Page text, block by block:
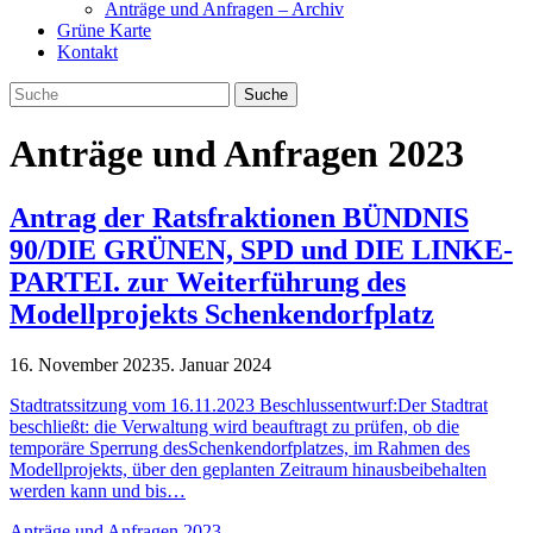
Anträge und Anfragen – Archiv
Grüne Karte
Kontakt
Anträge und Anfragen 2023
Antrag der Ratsfraktionen BÜNDNIS
90/DIE GRÜNEN, SPD und DIE LINKE-
PARTEI. zur Weiterführung des
Modellprojekts Schenkendorfplatz
16. November 20235. Januar 2024
Stadtratssitzung vom 16.11.2023 Beschlussentwurf:Der Stadtrat
beschließt: die Verwaltung wird beauftragt zu prüfen, ob die
temporäre Sperrung desSchenkendorfplatzes, im Rahmen des
Modellprojekts, über den geplanten Zeitraum hinausbeibehalten
werden kann und bis…